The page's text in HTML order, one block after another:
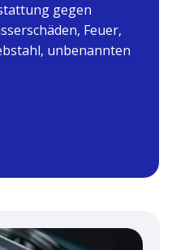
gegen
Feuer,
unbenannten